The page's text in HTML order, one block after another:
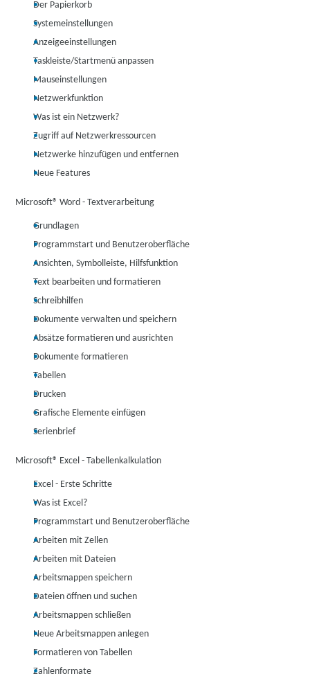
Der Papierkorb
Systemeinstellungen
Anzeigeeinstellungen
Taskleiste/Startmenü anpassen
Mauseinstellungen
Netzwerkfunktion
Was ist ein Netzwerk?
Zugriff auf Netzwerkressourcen
Netzwerke hinzufügen und entfernen
Neue Features
Microsoft® Word - Textverarbeitung
Grundlagen
Programmstart und Benutzeroberfläche
Ansichten, Symbolleiste, Hilfsfunktion
Text bearbeiten und formatieren
Schreibhilfen
Dokumente verwalten und speichern
Absätze formatieren und ausrichten
Dokumente formatieren
Tabellen
Drucken
Grafische Elemente einfügen
Serienbrief
Microsoft® Excel - Tabellenkalkulation
Excel - Erste Schritte
Was ist Excel?
Programmstart und Benutzeroberfläche
Arbeiten mit Zellen
Arbeiten mit Dateien
Arbeitsmappen speichern
Dateien öffnen und suchen
Arbeitsmappen schließen
Neue Arbeitsmappen anlegen
Formatieren von Tabellen
Zahlenformate